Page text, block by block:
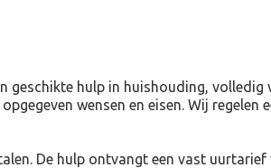
geschikte hulp in huishouding, volledig
wensen en eisen. Wij regelen
De hulp ontvangt een vast uurtarief